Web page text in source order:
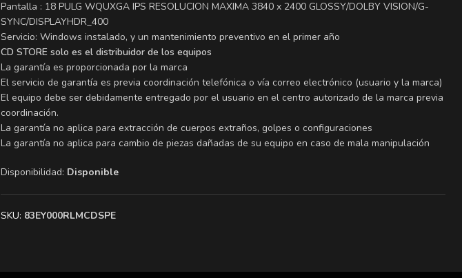
Pantalla : 18 PULG WQUXGA IPS RESOLUCION MAXIMA 3840 x 2400 GLOSSY/DOLBY VISION/G-
SYNC/DISPLAYHDR_400
Servicio: Windows instalado, y un mantenimiento preventivo en el primer año
CD STORE solo es el distribuidor de los equipos
La garantía es proporcionada por la marca
El servicio de garantía es previa coordinación telefónica o vía correo electrónico (usuario y la marca)
El equipo debe ser debidamente entregado por el usuario en el centro autorizado de la marca previa
coordinación.
La garantía no aplica para extracción de cuerpos extraños, golpes o configuraciones
La garantía no aplica para cambio de piezas dañadas de su equipo en caso de mala manipulación
Disponibilidad: Disponible
SKU: 83EY000RLMCDSPE